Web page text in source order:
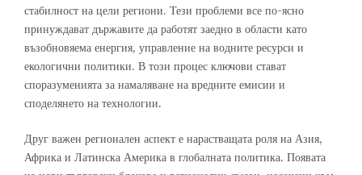
стабилност на цели региони. Тези проблеми все по-ясно
принуждават държавите да работят заедно в области като
възобновяема енергия, управление на водните ресурси и
екологични политики. В този процес ключови стават
споразуменията за намаляване на вредните емисии и
споделянето на технологии.
Друг важен регионален аспект е нарастващата роля на Азия,
Африка и Латинска Америка в глобалната политика. Появата